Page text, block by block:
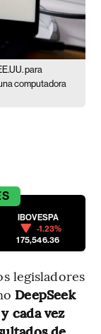
para
computadora
IBOVESPA
-1.23%
175,546.36
legisladores
DeepSeek
cada vez